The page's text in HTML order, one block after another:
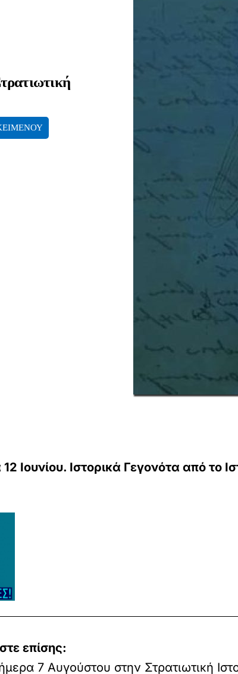
Ιστορικά Γεγονότα από το
επίσης:
7 Αυγούστου στην Στρατιωτική